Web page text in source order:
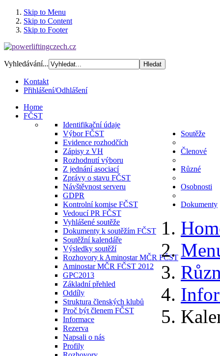
Skip to Menu
Skip to Content
Skip to Footer
Vyhledávání...
Kontakt
Přihlášení/Odhlášení
Home
FČST
Identifikační údaje
Výbor FČST
Evidence rozhodčích
Zápisy z VH
Rozhodnutí výboru
Z jednání asociací
Zprávy o stavu FČST
Návštěvnost serveru
GDPR
Kontrolní komise FČST
Vedoucí PR FČST
Soutěže
Vyhlášené soutěže
Dokumenty k soutěžím FČST
Soutěžní kalendáře
Výsledky soutěží
Rozhovory k Aminostar MČR FČST
Aminostar MČR FČST 2012
GPC2013
Členové
Základní přehled
Oddíly
Struktura členských klubů
Proč být členem FČST
Různé
Informace
Rezerva
Osobnosti
Napsali o nás
Profily
Dokumenty